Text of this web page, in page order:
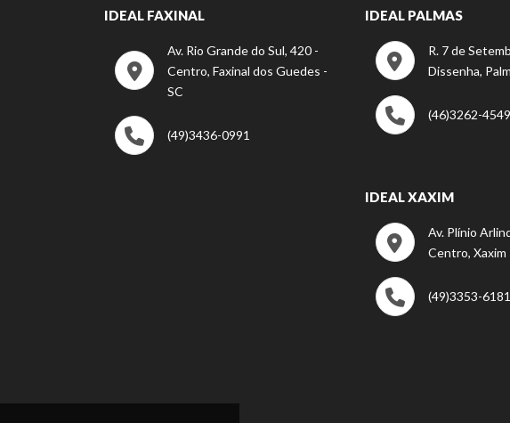
IDEAL FAXINAL
Av. Rio Grande do Sul, 420 -
Centro, Faxinal dos Guedes -
SC
(49)3436-0991
IDEAL PALMAS
R. 7 de
Dissenha,
(46)3262-4549
IDEAL XAXIM
Av. Plínio
Centro, Xaxim
(49)3353-6181